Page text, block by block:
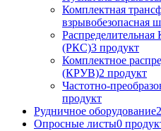
Комплектная
взрывобезопасная
(РКС)3 продукт
Комплектное
(КРУВ)2 продукт
Частотно-
продукт
Рудничное оборудование
Опросные листы0